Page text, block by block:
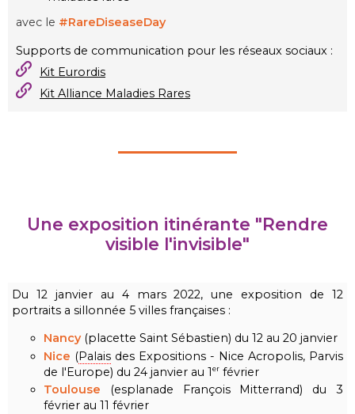
avec le #RareDiseaseDay
Supports de communication pour les réseaux sociaux :
Kit Eurordis
Kit Alliance Maladies Rares
Une exposition itinérante "Rendre
visible l'invisible"
Du 12 janvier au 4 mars 2022, une exposition de 12
portraits a sillonnée 5 villes françaises :
Nancy(placette Saint Sébastien) du 12 au 20 janvier
Nice (Palais des Expositions - Nice Acropolis, Parvis
de l'Europe) du 24 janvier au 1 er février
Toulouse (esplanade François Mitterrand) du 3
février au 11 février